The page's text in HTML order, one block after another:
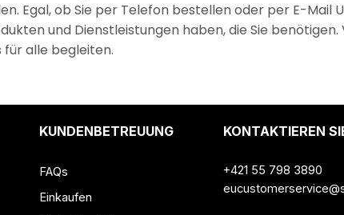
Egal, ob Sie per Telefon bestellen oder per E-Mail
und Dienstleistungen haben, die Sie benötigen.
für alle begleiten.
KUNDENBETREUUNG
FAQs
Einkaufen
KONTAKTIEREN
+421 55 798 3890